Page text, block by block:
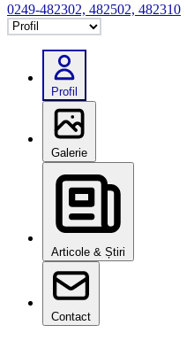
0249-482302, 482502, 482310
Selectează tab
Profil
Galerie
Articole & Știri
Contact